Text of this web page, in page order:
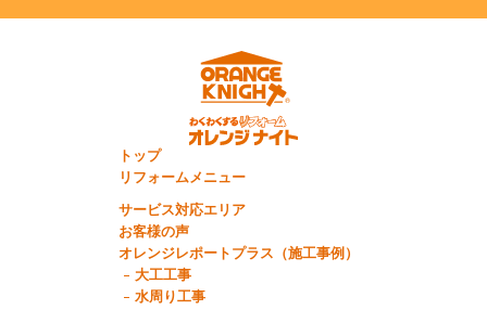
トップ
リフォームメニュー
サービス対応エリア
お客様の声
オレンジレポートプラス（施工事例）
大工工事
水周り工事